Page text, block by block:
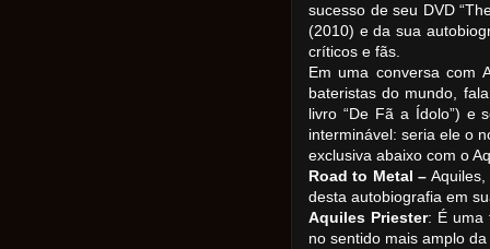
sucesso de seu DVD “
(2010) e da sua
críticos e fãs.
Em uma conversa com
bateristas do mundo,
livro “De Fã a Ídolo”) e
interminável: seria ele o
exclusiva abaixo com o
Road to Metal –
desta autobiografia em
Aquiles Priester: É uma
no sentido mais amplo